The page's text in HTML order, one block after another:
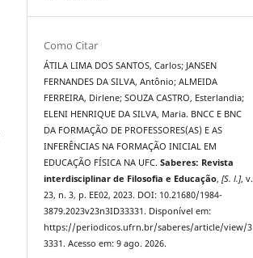
Como Citar
ÁTILA LIMA DOS SANTOS, Carlos; JANSEN
FERNANDES DA SILVA, Antônio; ALMEIDA
FERREIRA, Dirlene; SOUZA CASTRO, Esterlandia;
ELENI HENRIQUE DA SILVA, Maria. BNCC E BNC
DA FORMAÇÃO DE PROFESSORES(AS) E AS
INFERÊNCIAS NA FORMAÇÃO INICIAL EM
EDUCAÇÃO FÍSICA NA UFC.Saberes: Revista
interdisciplinar de Filosofia e Educação,[S. l.], v.
23, n. 3, p. EE02, 2023. DOI: 10.21680/1984-
3879.2023v23n3ID33331. Disponível em:
https://periodicos.ufrn.br/saberes/article/view/3
3331. Acesso em: 9 ago. 2026.